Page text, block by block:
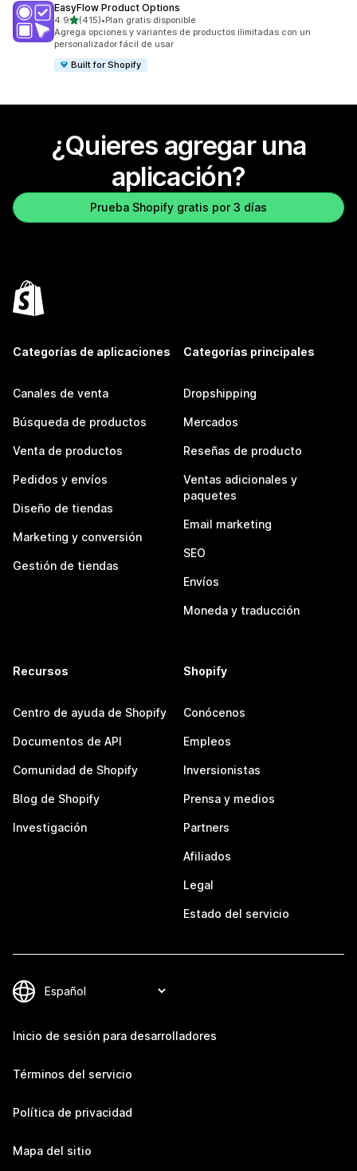
EasyFlow Product Options
4.9de 5 estrellas
(415)
415 reseñas en total
•Plan gratis disponible
Agrega opciones y variantes de productos ilimitadas con un
personalizador fácil de usar
Built for Shopify
¿Quieres agregar una
aplicación?
Prueba Shopify gratis por 3 días
Categorías de aplicaciones
Canales de venta
Búsqueda de productos
Venta de productos
Pedidos y envíos
Diseño de tiendas
Marketing y conversión
Gestión de tiendas
Categorías principales
Dropshipping
Mercados
Reseñas de producto
Ventas adicionales y
paquetes
Email marketing
SEO
Envíos
Moneda y traducción
Recursos
Centro de ayuda de Shopify
Documentos de API
Comunidad de Shopify
Blog de Shopify
Investigación
Shopify
Conócenos
Empleos
Inversionistas
Prensa y medios
Partners
Afiliados
Legal
Estado del servicio
Inicio de sesión para desarrolladores
Términos del servicio
Política de privacidad
Mapa del sitio